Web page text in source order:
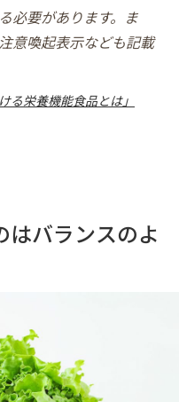
必要があります。ま
意喚起表示なども記載
る栄養機能食品とは」
はバランスのよ